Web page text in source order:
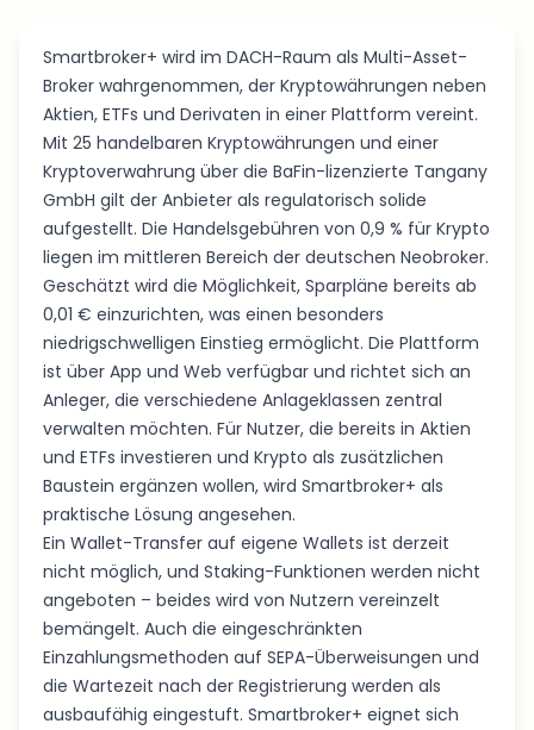
Smartbroker+ wird im DACH-Raum als Multi-Asset-
Broker wahrgenommen, der Kryptowährungen neben
Aktien, ETFs und Derivaten in einer Plattform vereint.
Mit 25 handelbaren Kryptowährungen und einer
Kryptoverwahrung über die BaFin-lizenzierte Tangany
GmbH gilt der Anbieter als regulatorisch solide
aufgestellt. Die Handelsgebühren von 0,9 % für Krypto
liegen im mittleren Bereich der deutschen Neobroker.
Geschätzt wird die Möglichkeit, Sparpläne bereits ab
0,01 € einzurichten, was einen besonders
niedrigschwelligen Einstieg ermöglicht. Die Plattform
ist über App und Web verfügbar und richtet sich an
Anleger, die verschiedene Anlageklassen zentral
verwalten möchten. Für Nutzer, die bereits in Aktien
und ETFs investieren und Krypto als zusätzlichen
Baustein ergänzen wollen, wird Smartbroker+ als
praktische Lösung angesehen.
Ein Wallet-Transfer auf eigene Wallets ist derzeit
nicht möglich, und Staking-Funktionen werden nicht
angeboten – beides wird von Nutzern vereinzelt
bemängelt. Auch die eingeschränkten
Einzahlungsmethoden auf SEPA-Überweisungen und
die Wartezeit nach der Registrierung werden als
ausbaufähig eingestuft. Smartbroker+ eignet sich